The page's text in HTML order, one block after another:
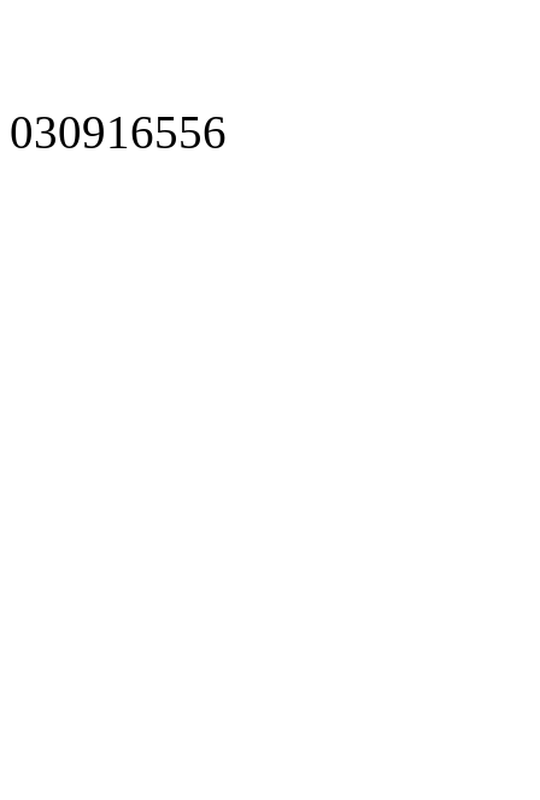
030916556